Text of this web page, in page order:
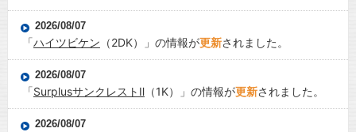
2026/08/07
「ハイツビケン （2DK）」の情報が更新されました。
2026/08/07
「SurplusサンクレストⅡ（1K）」の情報が更新されました。
2026/08/07